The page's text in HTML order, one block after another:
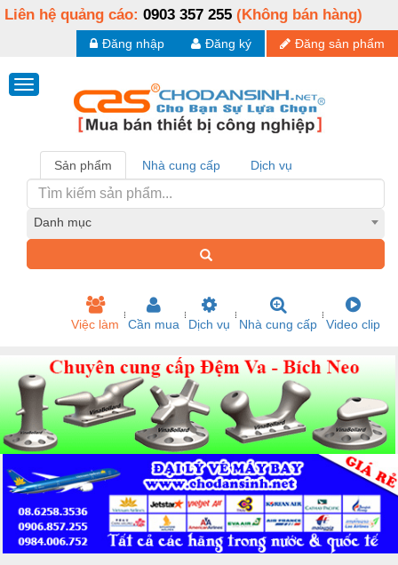
Liên hệ quảng cáo: 0903 357 255 (Không bán hàng)
Đăng sản phẩm
Đăng ký
Đăng nhập
Sản phẩm Nhà cung cấp Dịch vụ
Danh mục
Việc làm Cần mua Dịch vụ Nhà cung cấp Video clip